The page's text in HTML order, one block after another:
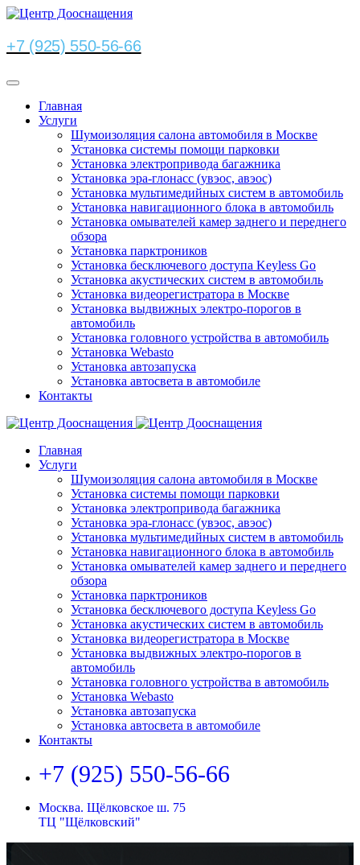
+7 (925) 550-56-66
Главная
Услуги
Шумоизоляция салона автомобиля в Москве
Установка системы помощи парковки
Установка электропривода багажника
Установка эра-глонасс (увэос, авэос)
Установка мультимедийных систем в автомобиль
Установка навигационного блока в автомобиль
Установка омывателей камер заднего и переднего
обзора
Установка парктроников
Установка бесключевого доступа Keyless Go
Установка акустических систем в автомобиль
Установка видеорегистратора в Москве
Установка выдвижных электро-порогов в
автомобиль
Установка головного устройства в автомобиль
Установка Webasto
Установка автозапуска
Установка автосвета в автомобиле
Контакты
Главная
Услуги
Шумоизоляция салона автомобиля в Москве
Установка системы помощи парковки
Установка электропривода багажника
Установка эра-глонасс (увэос, авэос)
Установка мультимедийных систем в автомобиль
Установка навигационного блока в автомобиль
Установка омывателей камер заднего и переднего
обзора
Установка парктроников
Установка бесключевого доступа Keyless Go
Установка акустических систем в автомобиль
Установка видеорегистратора в Москве
Установка выдвижных электро-порогов в
автомобиль
Установка головного устройства в автомобиль
Установка Webasto
Установка автозапуска
Установка автосвета в автомобиле
Контакты
+7 (925) 550-56-66
Москва. Щёлковское ш. 75
ТЦ "Щёлковский"